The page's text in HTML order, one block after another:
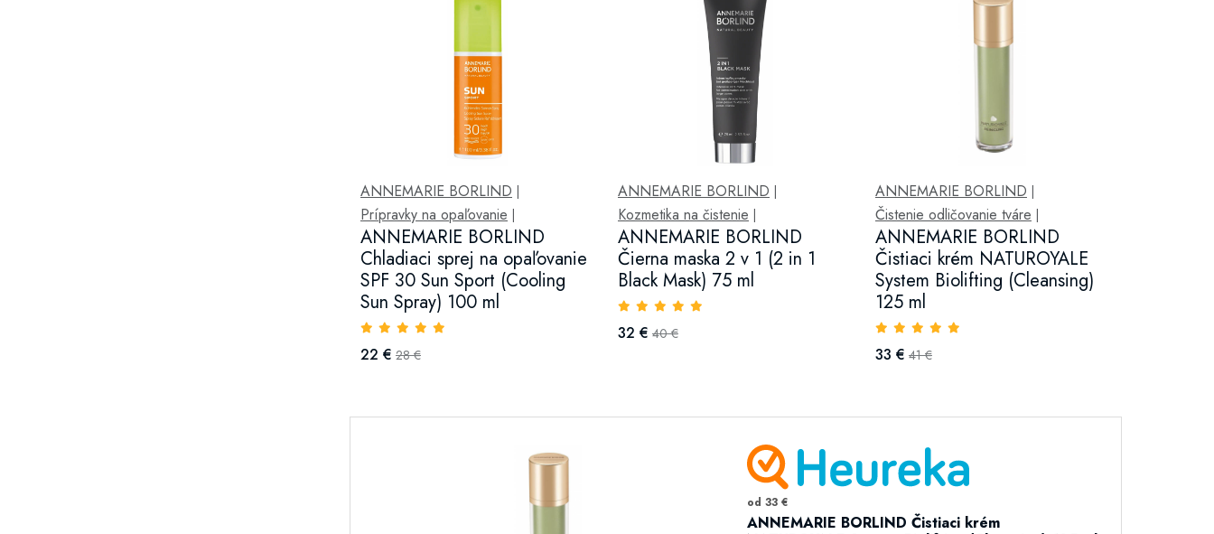
ANNEMARIE BORLIND
Prípravky na opaľovanie
ANNEMARIE BORLIND
Chladiaci sprej na opaľovanie
SPF 30 Sun Sport (Cooling
Sun Spray) 100 ml
22 € 28 €
ANNEMARIE BORLIND
Kozmetika na čistenie
ANNEMARIE BORLIND
Čierna maska 2 v 1 (2 in 1
Black Mask) 75 ml
32 € 40 €
ANNEMARIE BORLIND
Čistenie odličovanie tváre
ANNEMARIE BORLIND
Čistiaci krém NATUROYALE
System Biolifting (Cleansing)
125 ml
33 € 41 €
od 33 €
ANNEMARIE BORLIND Čistiaci krém